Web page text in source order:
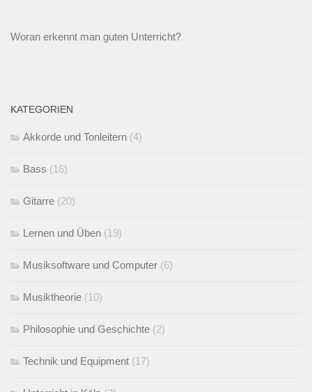
Woran erkennt man guten Unterricht?
KATEGORIEN
Akkorde und Tonleitern (4)
Bass (16)
Gitarre (20)
Lernen und Üben (19)
Musiksoftware und Computer (6)
Musiktheorie (10)
Philosophie und Geschichte (2)
Technik und Equipment (17)